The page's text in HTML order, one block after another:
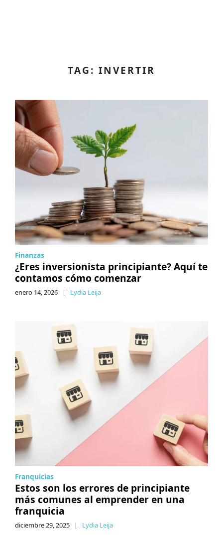
TAG: INVERTIR
Finanzas
¿Eres inversionista principiante? Aquí te
contamos cómo comenzar
enero 14, 2026 | Lydia Leija
Franquicias
Estos son los errores de principiante
más comunes al emprender en una
franquicia
diciembre 29, 2025 | Lydia Leija